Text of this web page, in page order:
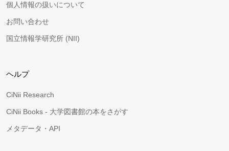
個人情報の扱いについて
お問い合わせ
国立情報学研究所 (NII)
ヘルプ
CiNii Research
CiNii Books - 大学図書館の本をさがす
メタデータ・API